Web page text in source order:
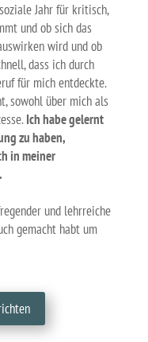
Jahr für kritisch,
und ob sich das
wird und ob
dass ich durch
für mich entdeckte.
sowohl über mich als
Ich habe gelernt
zu haben,
in meiner
und lehrreiche
gemacht habt um